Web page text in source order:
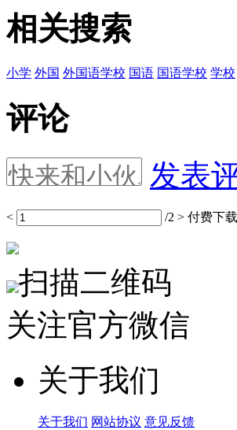
相关搜索
小学 外国 外国语学校 国语 国语学校 学校
评论
发表
< /2 > 付费下载
扫描二维码
关注官方微信
关于我们
关于我们 网站协议 意见反馈